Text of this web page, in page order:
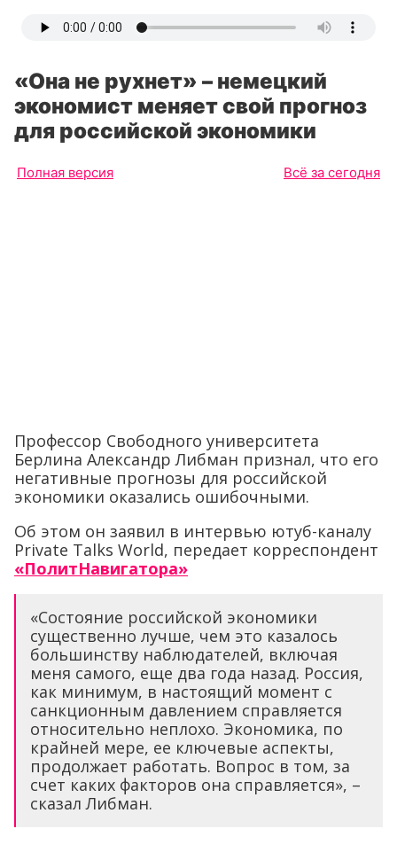
«Она не рухнет» – немецкий
экономист меняет свой прогноз
для российской экономики
Полная версия Всё за сегодня
Профессор Свободного университета
Берлина Александр Либман признал, что его
негативные прогнозы для российской
экономики оказались ошибочными.
Об этом он заявил в интервью ютуб-каналу
Private Talks World, передает корреспондент
«ПолитНавигатора»
«Состояние российской экономики
существенно лучше, чем это казалось
большинству наблюдателей, включая
меня самого, еще два года назад. Россия,
как минимум, в настоящий момент с
санкционным давлением справляется
относительно неплохо. Экономика, по
крайней мере, ее ключевые аспекты,
продолжает работать. Вопрос в том, за
счет каких факторов она справляется», –
сказал Либман.